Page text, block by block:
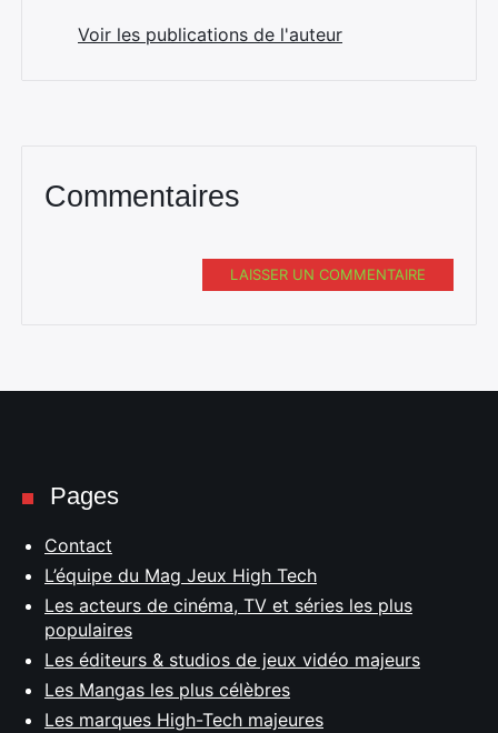
Voir les publications de l'auteur
Commentaires
LAISSER UN COMMENTAIRE
Pages
Contact
L’équipe du Mag Jeux High Tech
Les acteurs de cinéma, TV et séries les plus
populaires
Les éditeurs & studios de jeux vidéo majeurs
Les Mangas les plus célèbres
Les marques High-Tech majeures